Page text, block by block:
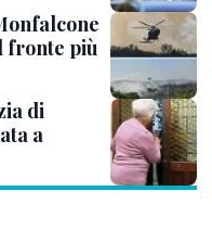
fronte più
di
a